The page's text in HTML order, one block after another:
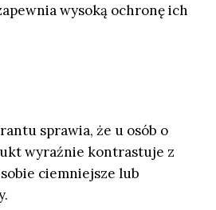
wysoką ochronę ich
sprawia, że u osób o
wyraźnie kontrastuje z
ciemniejsze lub